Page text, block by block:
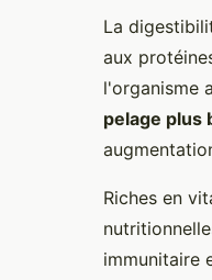
La
aux
l'organisme
pelage plus
Riches en
immunitaire